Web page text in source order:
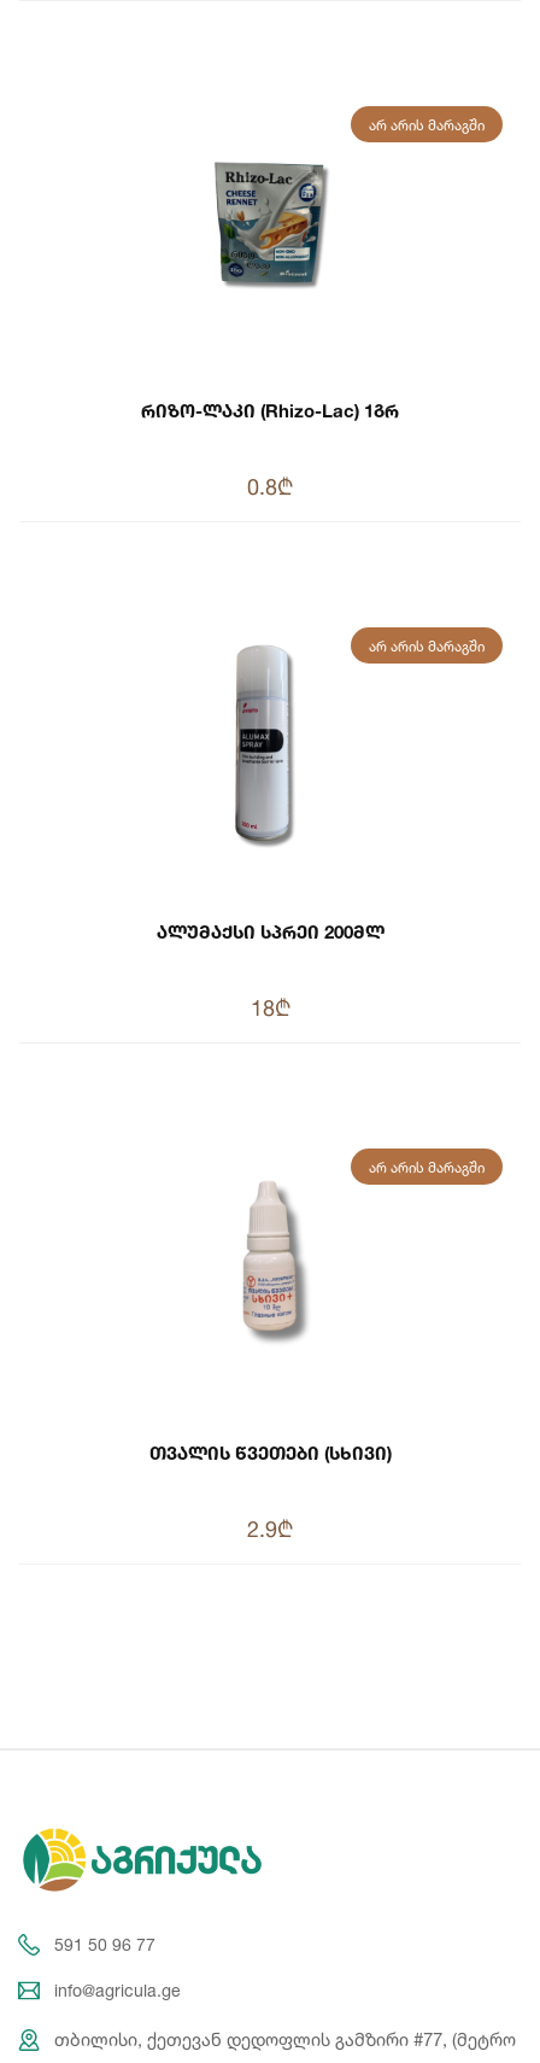
ᲐᲠ ᲐᲠᲘᲡ ᲛᲐᲠᲐᲒᲨᲘ
Რიზო-Ლაკი (Rhizo-Lac) 1გრ
0.8₾
ᲐᲠ ᲐᲠᲘᲡ ᲛᲐᲠᲐᲒᲨᲘ
Ალუმაქსი Სპრეი 200მლ
18₾
ᲐᲠ ᲐᲠᲘᲡ ᲛᲐᲠᲐᲒᲨᲘ
Თვალის Წვეთები (სხივი)
2.9₾
591 50 96 77
info@agricula.ge
თბილისი, ქეთევან დედოფლის გამზირი #77, (მეტრო